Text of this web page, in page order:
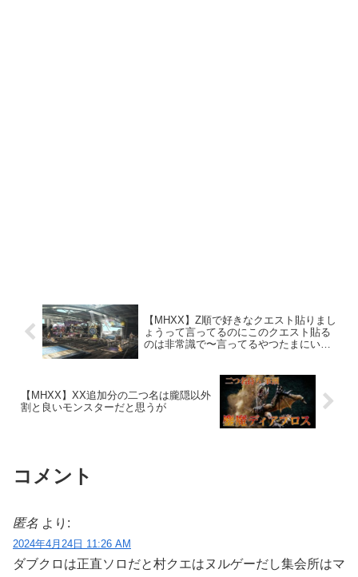
【MHXX】Z順で好きなクエスト貼りまし
ょうって言ってるのにこのクエスト貼る
のは非常識で〜言ってるやつたまにいる
【MHXX】XX追加分の二つ名は朧隠以外
割と良いモンスターだと思うが
コメント
匿名 より:
2024年4月24日 11:26 AM
ダブクロは正直ソロだと村クエはヌルゲーだし集会所はマ